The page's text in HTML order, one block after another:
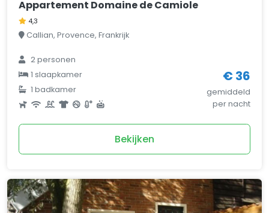
Appartement Domaine de Camiole
4,3
Callian, Provence, Frankrijk
2 personen
1 slaapkamer
1 badkamer
€ 36
gemiddeld
per nacht
Bekijken